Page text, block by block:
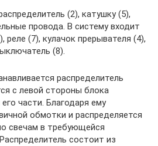
(2), катушку (5),
провода. В систему входит
реле (7), кулачок прерывателя (4),
(8).
распределитель
с левой стороны блока
части. Благодаря ему
обмотки и распределяется
свечам в требующейся
состоит из